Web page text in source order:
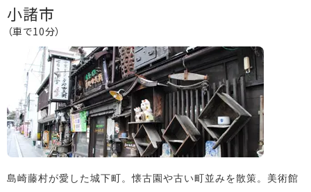
小諸市
（車で10分）
島崎藤村が愛した城下町。懐古園や古い町並みを散策。美術館